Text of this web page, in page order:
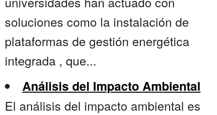
soluciones como la instalación de
plataformas de gestión energética
integrada , que...
Análisis del Impacto Ambiental
El análisis del impacto ambiental es